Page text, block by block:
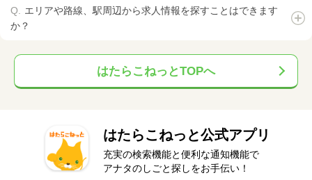
エリアや路線、駅周辺から求人情報を探すことはできます
か？
はたらこねっとTOPへ
はたらこねっと公式アプリ
充実の検索機能と便利な通知機能で
アナタのしごと探しをお手伝い！